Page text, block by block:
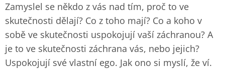
Zamyslel se někdo z vás nad tím, proč to ve
skutečnosti dělají? Co z toho mají? Co a koho v
sobě ve skutečnosti uspokojují vaší záchranou? A
je to ve skutečnosti záchrana vás, nebo jejich?
Uspokojují své vlastní ego. Jak ono si myslí, že ví.